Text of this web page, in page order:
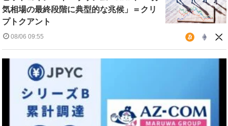
気相場の最終段階に典型的な兆候」＝クリ
プトクアント
08/06 09:55